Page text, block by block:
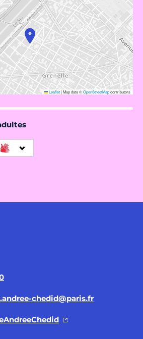
Leaflet|Map data ©OpenStreetMapcontributors
chedid@paris.fr